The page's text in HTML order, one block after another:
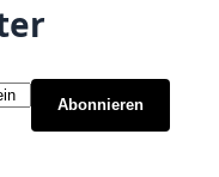
an:
Abonnieren